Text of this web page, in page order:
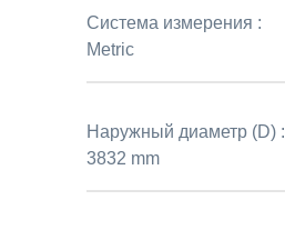
Система измерения :
Metric
Наружный диаметр (D) :
3832 mm